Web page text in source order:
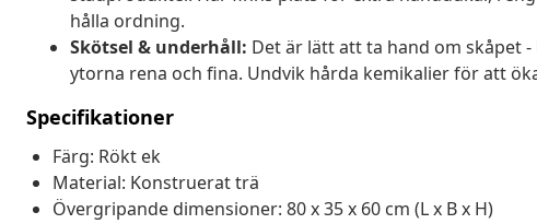
hålla ordning.
Skötsel & underhåll: Det är lätt att ta hand om skåpet
ytorna rena och fina. Undvik hårda kemikalier för att
Specifikationer
Färg: Rökt ek
Material: Konstruerat trä
Övergripande dimensioner: 80 x 35 x 60 cm (L x B x H)